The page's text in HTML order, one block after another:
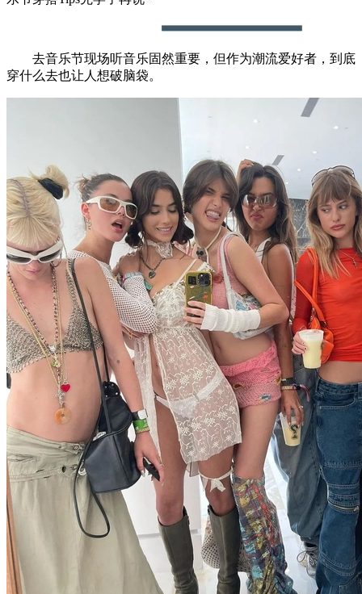
去音乐节现场听音乐固然重要，但作为潮流爱好者，到底
穿什么去也让人想破脑袋。